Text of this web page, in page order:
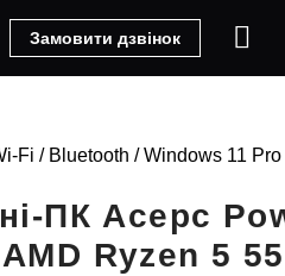
Замовити дзвінок
Fi / Bluetooth / Windows 11
ПК Acepc
Ryzen 5